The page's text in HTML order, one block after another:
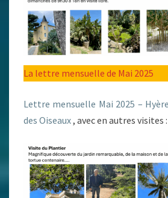
La lettre mensuelle de Mai 2025
Lettre mensuelle Mai 2025 –
des Oiseaux, avec en autres visites :